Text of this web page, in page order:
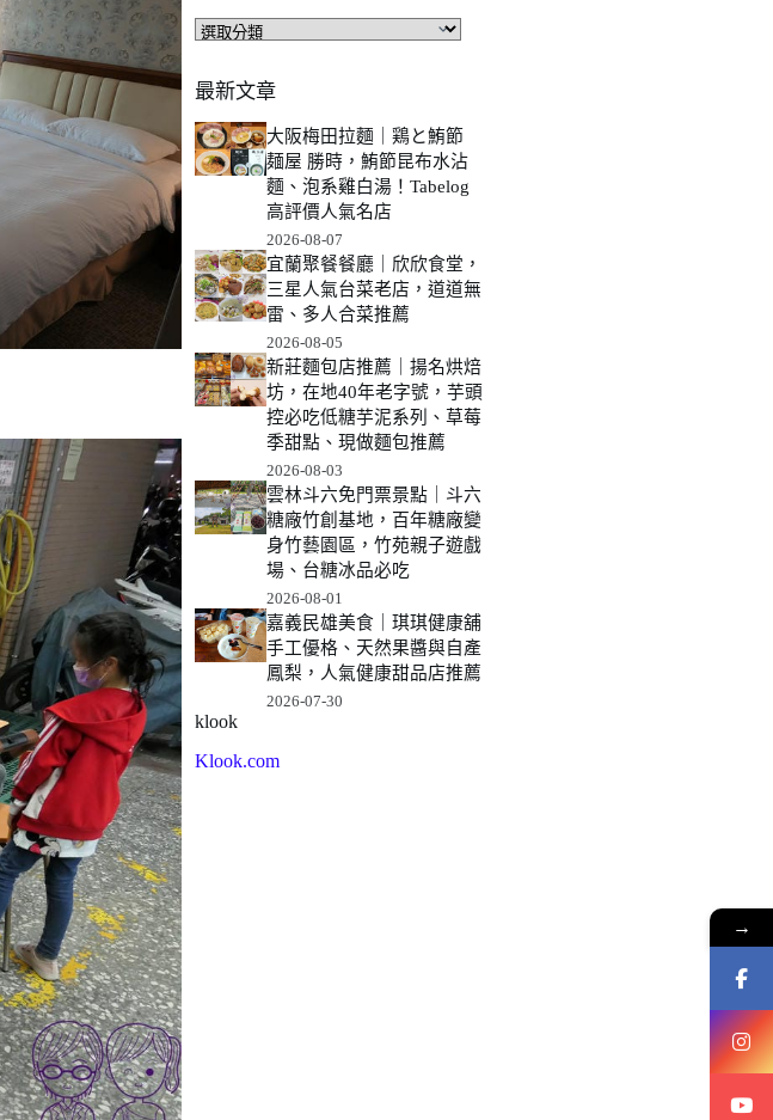
文
分
類
最新文章
大阪梅田拉麵｜鶏と鮪節
麺屋 勝時，鮪節昆布水沾
麵、泡系雞白湯！Tabelog
高評價人氣名店
2026-08-07
宜蘭聚餐餐廳｜欣欣食堂，
三星人氣台菜老店，道道無
雷、多人合菜推薦
2026-08-05
新莊麵包店推薦｜揚名烘焙
坊，在地40年老字號，芋頭
控必吃低糖芋泥系列、草莓
季甜點、現做麵包推薦
2026-08-03
雲林斗六免門票景點｜斗六
糖廠竹創基地，百年糖廠變
身竹藝園區，竹苑親子遊戲
場、台糖冰品必吃
2026-08-01
嘉義民雄美食｜琪琪健康舖
手工優格、天然果醬與自產
鳳梨，人氣健康甜品店推薦
2026-07-30
klook
Klook.com
→